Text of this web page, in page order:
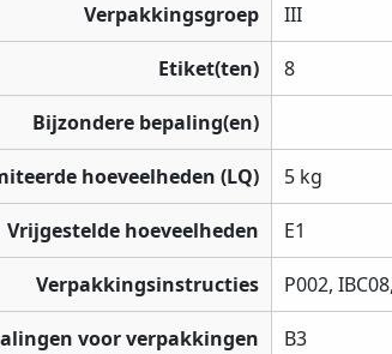
Verpakkingsgroep III
Etiket(ten) 8
Bijzondere bepaling(en)
hoeveelheden (LQ) 5 kg
Vrijgestelde hoeveelheden E1
Verpakkingsinstructies P002,
voor verpakkingen B3